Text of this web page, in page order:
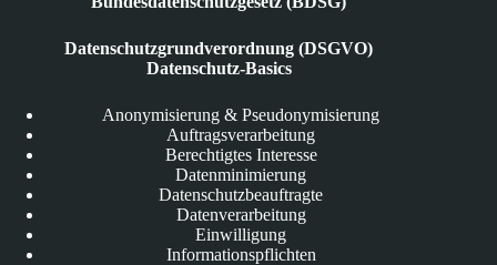
Datenschutzgrundverordnung (DSGVO)
Datenschutz-Basics
Anonymisierung & Pseudonymisierung
Auftragsverarbeitung
Berechtigtes Interesse
Datenminimierung
Datenschutzbeauftragte
Datenverarbeitung
Einwilligung
Informationspflichten